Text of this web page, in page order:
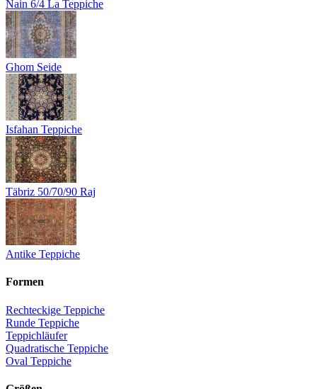
Nain 6/4 La Teppiche
Ghom Seide
Isfahan Teppiche
Täbriz 50/70/90 Raj
Antike Teppiche
Formen
Rechteckige Teppiche
Runde Teppiche
Teppichläufer
Quadratische Teppiche
Oval Teppiche